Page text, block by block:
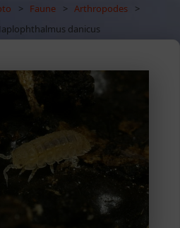
> Faune > Arthropodes
>
danicus